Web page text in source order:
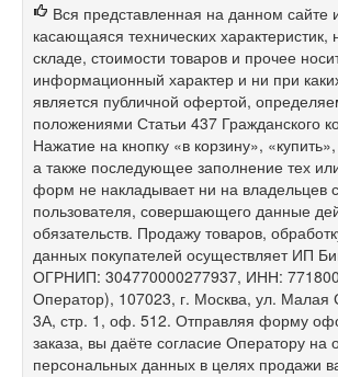
Вся представленная на данном
касающаяся технических характеристик,
складе, стоимости товаров и прочее
информационный характер и ни при
является публичной офертой,
положениями Статьи 437 Гражданского
Нажатие на кнопку «в корзину»,
а также последующее заполнение тех
форм не накладывает ни на владельцев
пользователя, совершающего данные
обязательств. Продажу товаров,
данных покупателей осуществляет ИП
ОГРНИП: 304770000277937, ИНН:
Оператор), 107023, г. Москва, ул. Малая
3А, стр. 1, оф. 512. Отправляя форму
заказа, вы даёте согласие Оператору на
персональных данных в целях продажи